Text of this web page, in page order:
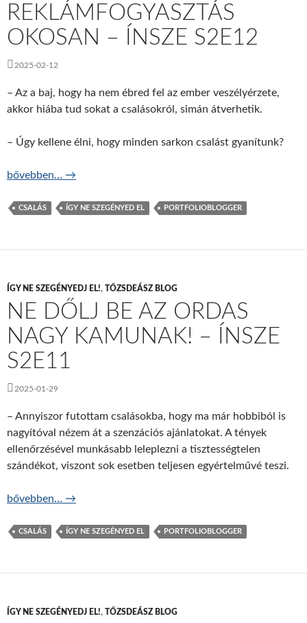
REKLÁMFOGYASZTÁS
OKOSAN – ÍNSZE S2E12
2025-02-12
– Az a baj, hogy ha nem ébred fel az ember veszélyérzete,
akkor hiába tud sokat a csalásokról, simán átverhetik.
– Úgy kellene élni, hogy minden sarkon csalást gyanítunk?
Csalás ellen: reklámfogyasztás okosan – ÍNSZE S2E12
bővebben… →
CSALÁS ÍGY NE SZEGÉNYED EL PORTFOLIOBLOGGER
ÍGY NE SZEGÉNYEDJ EL!, TŐZSDEÁSZ BLOG
NE DŐLJ BE AZ ORDAS
NAGY KAMUNAK! – ÍNSZE
S2E11
2025-01-29
– Annyiszor futottam csalásokba, hogy ma már hobbiból is
nagyítóval nézem át a szenzációs ajánlatokat. A tények
ellenőrzésével munkásabb leleplezni a tisztességtelen
szándékot, viszont sok esetben teljesen egyértelművé teszi.
Ne dőlj be az ordas nagy kamunak! – ÍNSZE S2E11
bővebben… →
CSALÁS ÍGY NE SZEGÉNYED EL PORTFOLIOBLOGGER
ÍGY NE SZEGÉNYEDJ EL!, TŐZSDEÁSZ BLOG